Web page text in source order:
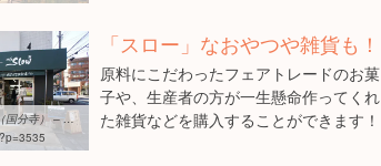
カフェ・スロー（国分寺） – チャリカフェ
「スロー」なおやつや雑貨も！
原料にこだわったフェアトレードのお菓
子や、生産者の方が一生懸命作ってくれ
た雑貨などを購入することができます！